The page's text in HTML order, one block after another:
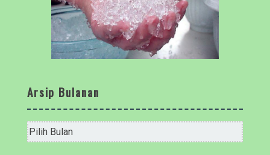
Arsip Bulanan
Arsip
Bulanan